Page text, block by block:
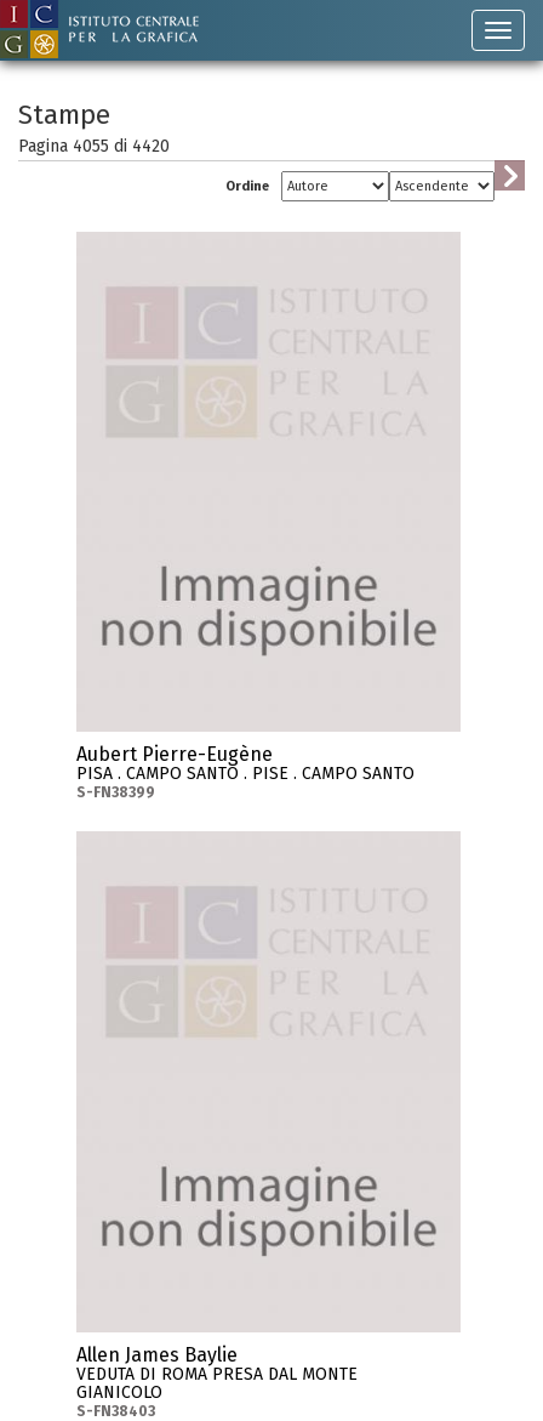
Stampe
Pagina 4055 di 4420
Ordine
Aubert Pierre-Eugène
PISA . CAMPO SANTO . PISE . CAMPO SANTO
S-FN38399
Allen James Baylie
VEDUTA DI ROMA PRESA DAL MONTE
GIANICOLO
S-FN38403